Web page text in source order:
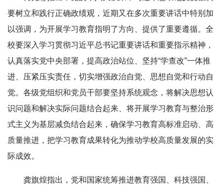
要树立和践行正确政绩观，近期又在多次重要讲话中特别加
以强调，为开展学习教育指明了方向、提供了重要遵循。全
校要深入学习贯彻习近平总书记重要讲话和重要指示精神，
认真落实党中央部署，提高政治站位、坚持“学查改”一体推
进、压紧压实责任，切实增强政治自觉、思想自觉和行动自
觉。各级党组织和党员干部要坚持系统观念，将解决思想认
识问题和解决实际问题结合起来、将开展学习教育与整治形
式主义为基层减负结合起来，确保学习教育高标准启动、高
质量推进，把学习教育成果转化为推动学校高质量发展的实
际成效。
龚旗煌指出，党和国家统筹推进教育强国、科技强国、